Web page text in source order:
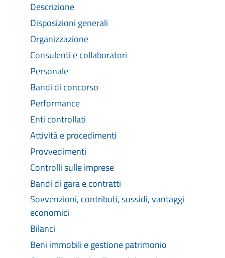
Descrizione
Disposizioni generali
Organizzazione
Consulenti e collaboratori
Personale
Bandi di concorso
Performance
Enti controllati
Attività e procedimenti
Provvedimenti
Controlli sulle imprese
Bandi di gara e contratti
Sovvenzioni, contributi, sussidi, vantaggi
economici
Bilanci
Beni immobili e gestione patrimonio